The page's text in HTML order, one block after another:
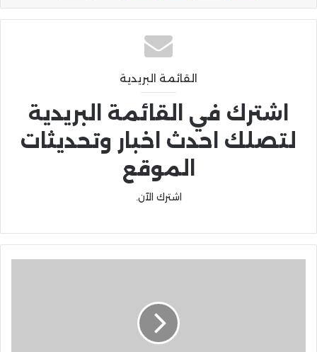
القائمة البريدية
اشترك في القائمة البريدية
لتصلك احدث اخبار وتحديثات
الموقع
اشترك الآن.